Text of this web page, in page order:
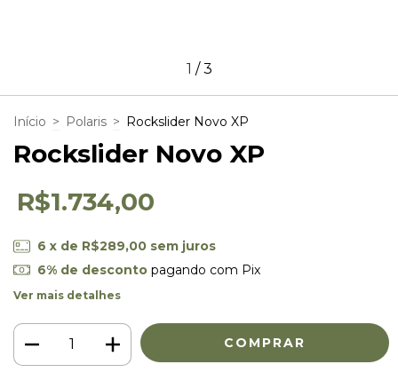
1 /3
Início > Polaris > Rockslider Novo XP
Rockslider Novo XP
R$1.734,00
6 x de R$289,00 sem juros
6% de descontopagando com Pix
Ver mais detalhes